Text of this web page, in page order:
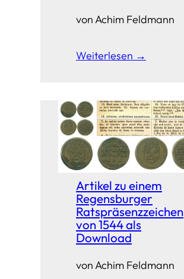
von Achim Feldmann
Weiterlesen →
Artikel zu einem
Regensburger
Ratspräsenzzeichen
von 1544 als
Download
von Achim Feldmann